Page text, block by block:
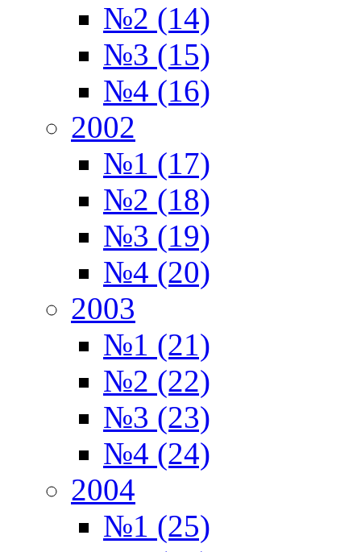
№2 (14)
№3 (15)
№4 (16)
2002
№1 (17)
№2 (18)
№3 (19)
№4 (20)
2003
№1 (21)
№2 (22)
№3 (23)
№4 (24)
2004
№1 (25)